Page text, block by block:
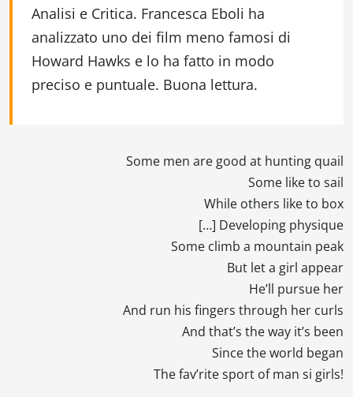
Analisi e Critica. Francesca Eboli ha
analizzato uno dei film meno famosi di
Howard Hawks e lo ha fatto in modo
preciso e puntuale. Buona lettura.
Some men are good at hunting quail
Some like to sail
While others like to box
[…] Developing physique
Some climb a mountain peak
But let a girl appear
He’ll pursue her
And run his fingers through her curls
And that’s the way it’s been
Since the world began
The fav’rite sport of man si girls!